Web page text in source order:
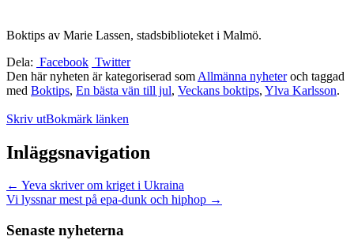
Boktips av Marie Lassen, stadsbiblioteket i Malmö.
Dela: Facebook Twitter
Den här nyheten är kategoriserad som Allmänna nyheteroch taggad
med Boktips, En bästa vän till jul, Veckans boktips, Ylva Karlsson.
Skriv utBokmärk länken
Inläggsnavigation
← Yeva skriver om kriget i Ukraina
Vi lyssnar mest på epa-dunk och hiphop →
Senaste nyheterna